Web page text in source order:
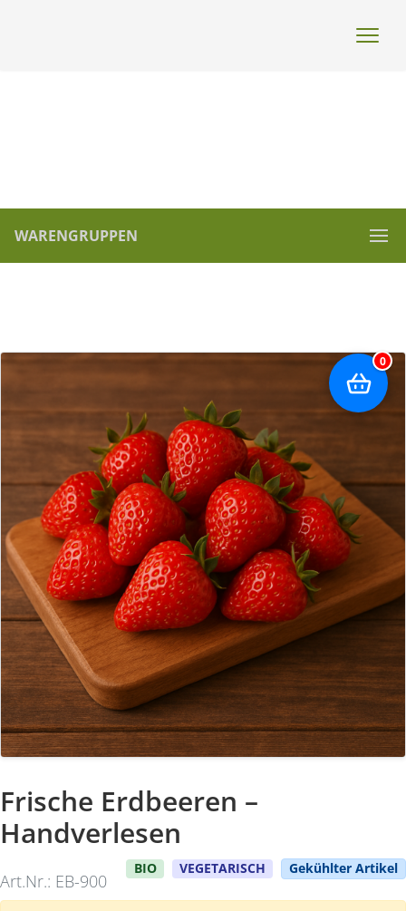
WARENGRUPPEN
Frische Erdbeeren –
Handverlesen
Art.Nr.: EB-900
BIO VEGETARISCH Gekühlter Artikel
0